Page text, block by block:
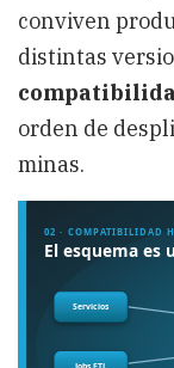
conviven
distintas
orden de
minas.